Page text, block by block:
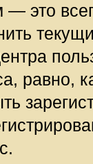
это
равно,